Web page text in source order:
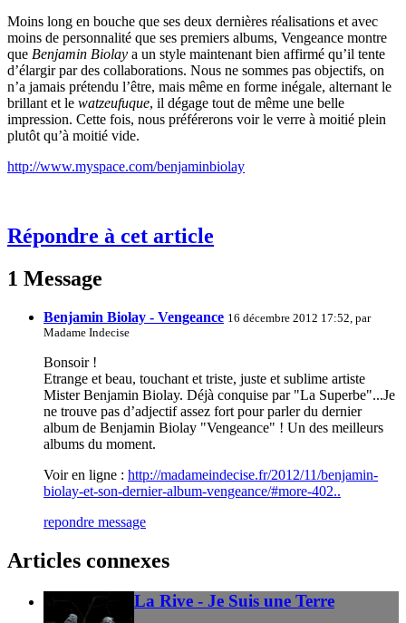
Moins long en bouche que ses deux dernières réalisations et avec
moins de personnalité que ses premiers albums, Vengeance montre
que Benjamin Biolay a un style maintenant bien affirmé qu’il tente
d’élargir par des collaborations. Nous ne sommes pas objectifs, on
n’a jamais prétendu l’être, mais même en forme inégale, alternant le
brillant et le watzeufuque, il dégage tout de même une belle
impression. Cette fois, nous préférerons voir le verre à moitié plein
plutôt qu’à moitié vide.
http://www.myspace.com/benjaminbiolay
Répondre à cet article
1 Message
Benjamin Biolay - Vengeance 16 décembre 2012 17:52, par
Madame Indecise
Bonsoir !
Etrange et beau, touchant et triste, juste et sublime artiste
Mister Benjamin Biolay. Déjà conquise par "La Superbe"...Je
ne trouve pas d’adjectif assez fort pour parler du dernier
album de Benjamin Biolay "Vengeance" ! Un des meilleurs
albums du moment.
Voir en ligne : http://madameindecise.fr/2012/11/benjamin-
biolay-et-son-dernier-album-vengeance/#more-402..
repondre message
Articles connexes
La Rive - Je Suis une Terre